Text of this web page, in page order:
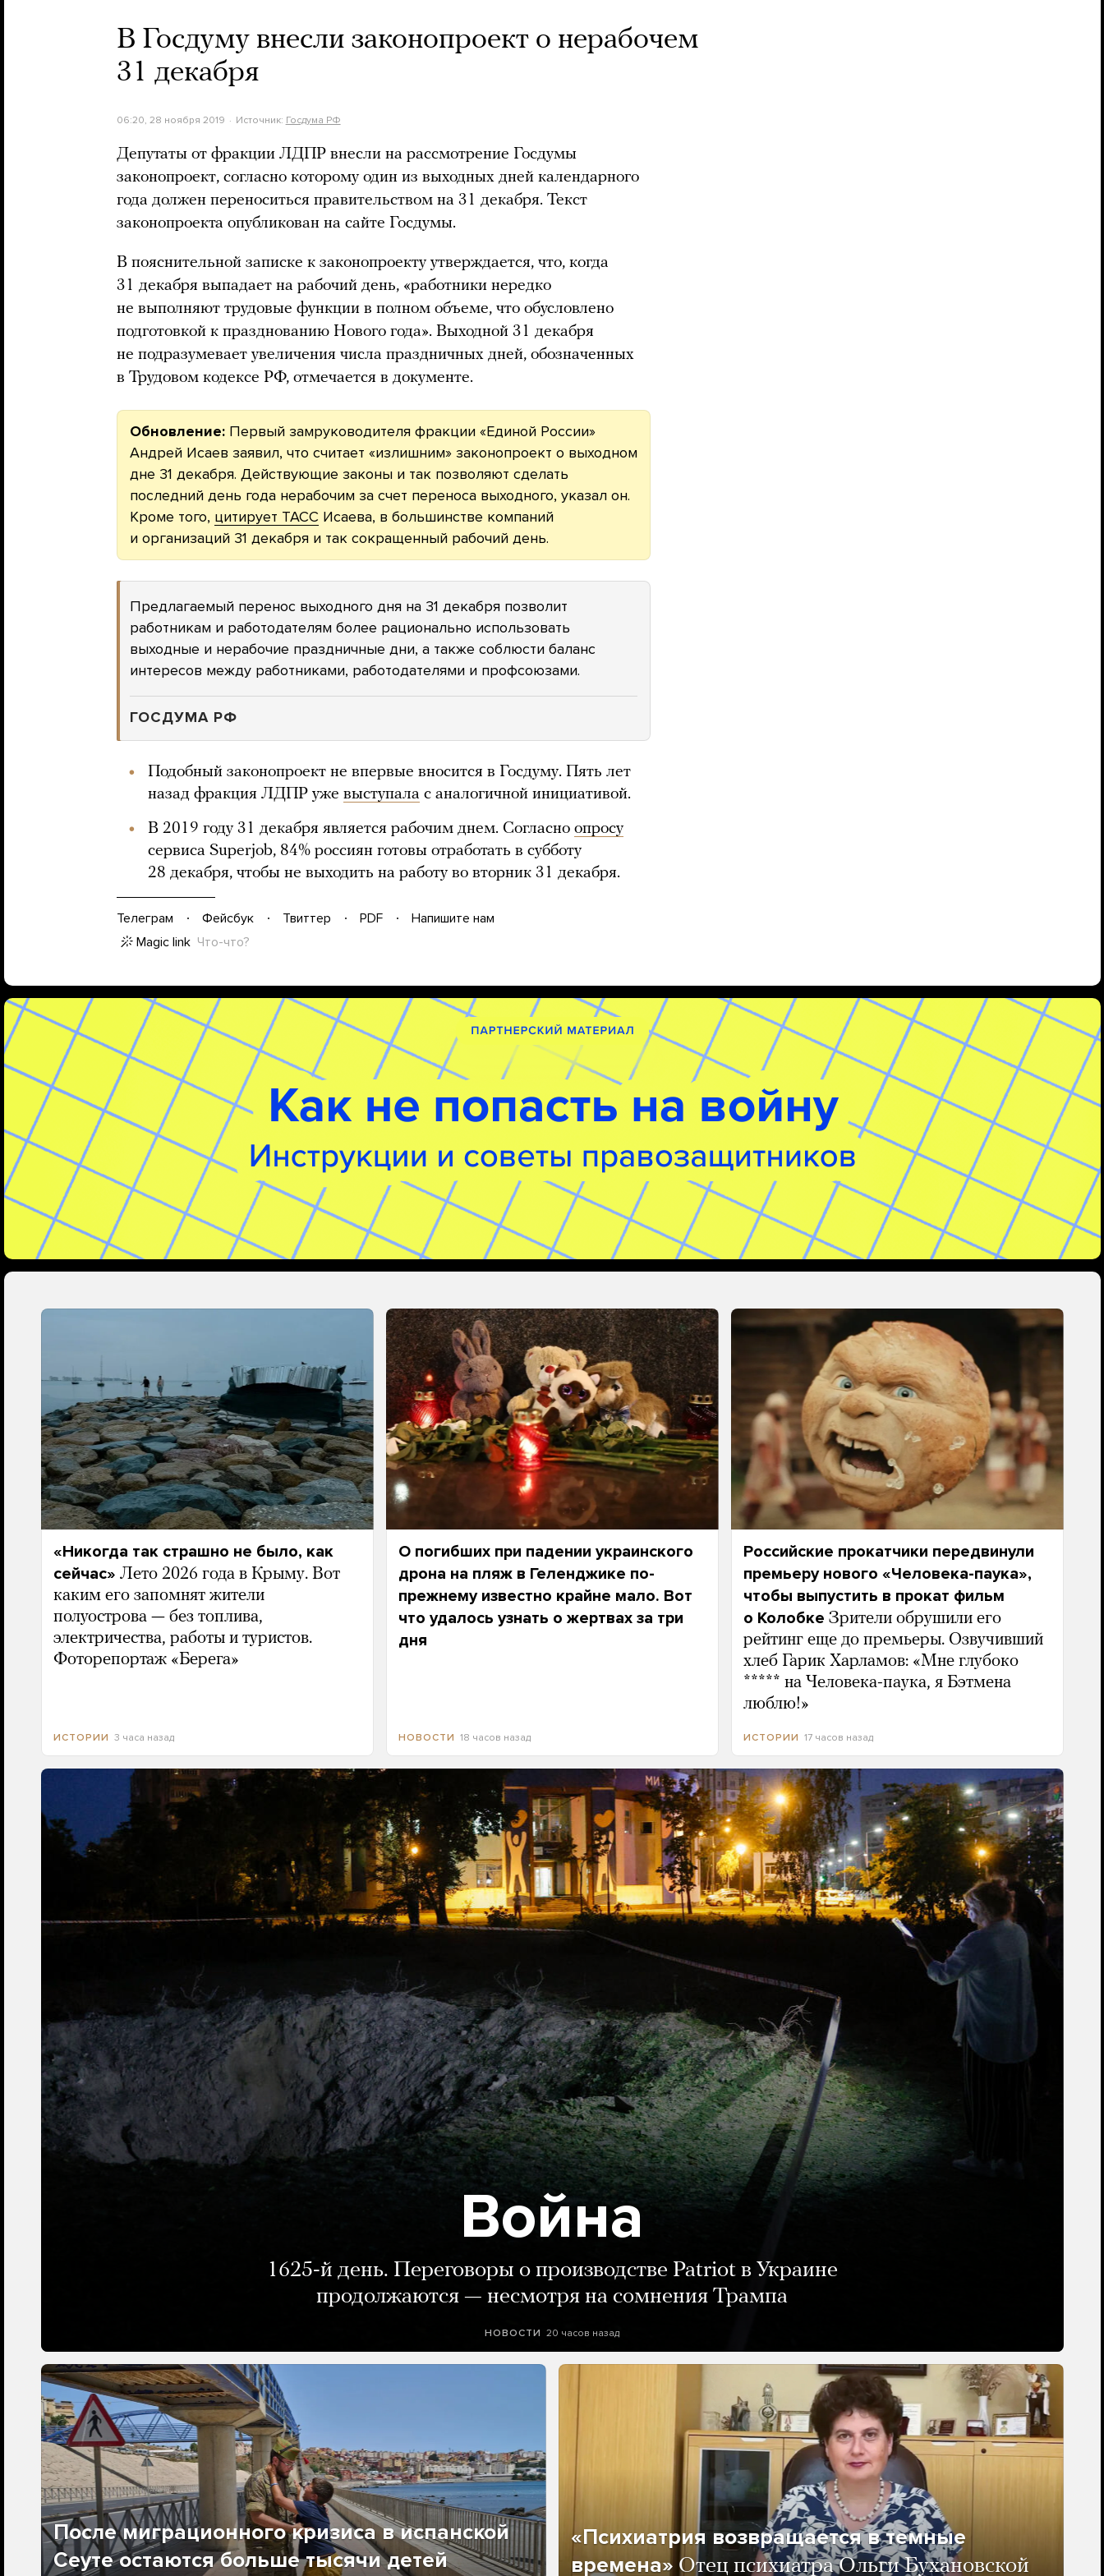
В Госдуму внесли законопроект о нерабочем
31 декабря
06:20, 28 ноября 2019 Источник: Госдума РФ
Депутаты от фракции ЛДПР внесли на рассмотрение Госдумы
законопроект, согласно которому один из выходных дней календарного
года должен переноситься правительством на 31 декабря. Текст
законопроекта опубликован на сайте Госдумы.
В пояснительной записке к законопроекту утверждается, что, когда
31 декабря выпадает на рабочий день, «работники нередко
не выполняют трудовые функции в полном объеме, что обусловлено
подготовкой к празднованию Нового года». Выходной 31 декабря
не подразумевает увеличения числа праздничных дней, обозначенных
в Трудовом кодексе РФ, отмечается в документе.
Обновление: Первый замруководителя фракции «Единой России»
Андрей Исаев заявил, что считает «излишним» законопроект о выходном
дне 31 декабря. Действующие законы и так позволяют сделать
последний день года нерабочим за счет переноса выходного, указал он.
Кроме того, цитирует ТАСС Исаева, в большинстве компаний
и организаций 31 декабря и так сокращенный рабочий день.
Предлагаемый перенос выходного дня на 31 декабря позволит
работникам и работодателям более рационально использовать
выходные и нерабочие праздничные дни, а также соблюсти баланс
интересов между работниками, работодателями и профсоюзами.
ГОСДУМА РФ
Подобный законопроект не впервые вносится в Госдуму. Пять лет
назад фракция ЛДПР уже выступала с аналогичной инициативой.
В 2019 году 31 декабря является рабочим днем. Согласно опросу
сервиса Superjob, 84% россиян готовы отработать в субботу
28 декабря, чтобы не выходить на работу во вторник 31 декабря.
Телеграм Фейсбук Твиттер PDF
Напишите нам
Magic link Что-что?
«Никогда так страшно не было, как
сейчас» Лето 2026 года в Крыму. Вот
каким его запомнят жители
полуострова — без топлива,
электричества, работы и туристов.
Фоторепортаж «Берега»
ИСТОРИИ 3 часа назад
О погибших при падении украинского
дрона на пляж в Геленджике по-
прежнему известно крайне мало. Вот
что удалось узнать о жертвах за три
дня
НОВОСТИ 18 часов назад
Российские прокатчики передвинули
премьеру нового «Человека-паука»,
чтобы выпустить в прокат фильм
о Колобке Зрители обрушили его
рейтинг еще до премьеры. Озвучивший
хлеб Гарик Харламов: «Мне глубоко
***** на Человека-паука, я Бэтмена
люблю!»
ИСТОРИИ 17 часов назад
Война
1625-й день. Переговоры о производстве Patriot в Украине
продолжаются — несмотря на сомнения Трампа
НОВОСТИ 20 часов назад
После миграционного кризиса в испанской
Сеуте остаются больше тысячи детей
«Психиатрия возвращается в темные
времена» Отец психиатра Ольги Бухановской